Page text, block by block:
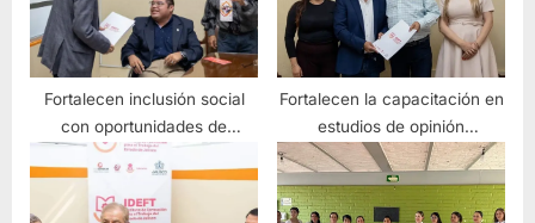
Fortalecen inclusión social
con oportunidades de
formación
Fortalecen la capacitación en
estudios de opinión
cualitativos